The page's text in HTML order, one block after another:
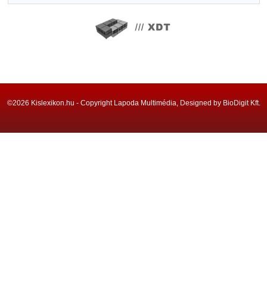
©2026 Kislexikon.hu - Copyright Lapoda Multimédia, Designed by BioDigit Kft.